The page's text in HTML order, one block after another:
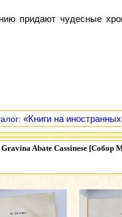
придают чудесные
«Книги на
Abate Cassinese [Собор